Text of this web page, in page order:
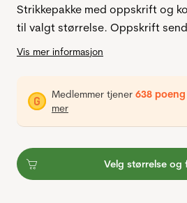
Strikkepakke med oppskrift og
til valgt størrelse. Oppskrift
Vis mer informasjon
Medlemmer tjener 638 poeng
mer
Velg størrelse og